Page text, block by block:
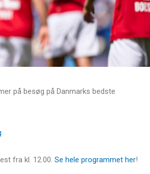
på besøg på Danmarks bedste
fra kl. 12.00. Se hele programmet her!